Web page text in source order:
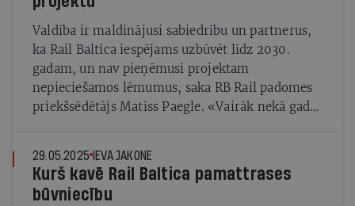
Valdība ir maldinājusi sabiedrību un partnerus,
ka Rail Baltica iespējams uzbūvēt līdz 2030.
gadam, un nav pieņēmusi projektam
nepieciešamos lēmumus, saka RB Rail padomes
priekšsēdētājs Matīss Paegle. «Vairāk nekā gadu
29.05.2025 IEVA JAKONE
Kurš kavē Rail Baltica pamattrases
būvniecību